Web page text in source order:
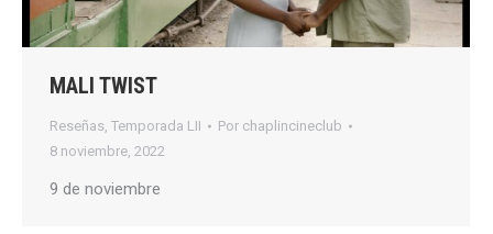
MALI TWIST
Reseñas, Temporada LII Por chaplincineclub
8 noviembre, 2022
9 de noviembre